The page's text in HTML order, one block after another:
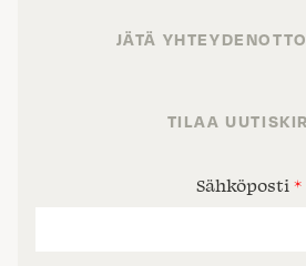
JÄTÄ
TILAA
Sähköposti *